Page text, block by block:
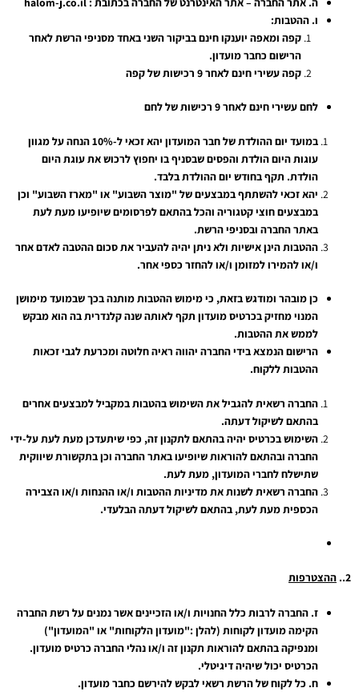
ו.ההטבות:
קפה ומאפה יוענקו חינם בביקור השני באחד מסניפי הרשת לאחר
הרישום כחבר מועדון.
קפה עשירי חינם לאחר 9 רכישות של קפה
לחם עשירי חינם לאחר 9 רכישות של לחם
במועד יום ההולדת של חבר המועדון יהא זכאי ל-10% הנחה על מגוון
עוגות היום הולדת והפסים שבסניף בו יחפוץ לרכוש את עוגת היום
הולדת. תקף בחודש יום ההולדת בלבד.
יהא זכאי להשתתף במבצעים של "מוצר השבוע" או "מארז השבוע" וכן
במבצעים חוצי קטגוריה והכל בהתאם לפרסומים שיופיעו מעת לעת
באתר החברה ובסניפי הרשת.
ההטבות הינן אישיות ולא ניתן יהיה להעביר את סכום ההטבה לאדם אחר
ו/או להמירו למזומן ו/או להחזר כספי אחר.
כן מובהר ומודגש בזאת, כי מימוש ההטבות מותנה בכך שבמועד מימושן
המנוי מחזיק בכרטיס מועדון תקף לאותה שנה קלנדרית בה הוא מבקש
לממש את ההטבות.
הרישום הנמצא בידי החברה יהווה ראיה חלוטה ומכרעת לגבי זכאות
ההטבות ללקוח.
החברה רשאית להגביל את השימוש בהטבות במקביל למבצעים אחרים
בהתאם לשיקול דעתה.
השימוש בכרטיס יהיה בהתאם לתקנון זה, כפי שיתעדכן מעת לעת על-ידי
החברה ובהתאם להוראות שיופיעו באתר החברה וכן בתקשורת שיווקית
שתישלח לחברי המועדון, מעת לעת.
החברה רשאית לשנות את מדיניות ההטבות ו/או ההנחות ו/או הצבירה
הכספית מעת לעת, בהתאם לשיקול דעתה הבלעדי.
2.. ההצטרפות
ז.החברה לרבות כלל החנויות ו/או הזכיינים אשר נמנים על רשת החברה
הקימה מועדון לקוחות (להלן :"מועדון הלקוחות" או "המועדון")
ומנפיקה בהתאם להוראות תקנון זה ו/או נהלי החברה כרטיס מועדון.
הכרטיס יכול שיהיה דיגיטלי.
ח.כל לקוח של הרשת רשאי לבקש להירשם כחבר מועדון.